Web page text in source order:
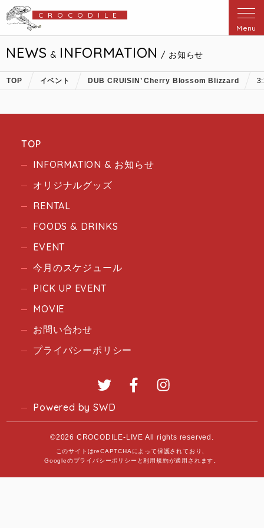
CROCODILE
Menu
NEWS & INFORMATION / お知らせ
TOP イベント DUB CRUISIN’ Cherry Blossom Blizzard
TOP
INFORMATION & お知らせ
オリジナルグッズ
RENTAL
FOODS & DRINKS
EVENT
今月のスケジュール
PICK UP EVENT
MOVIE
お問い合わせ
プライバシーポリシー
Twitter Facebook
Powered by SWD
©2026 CROCODILE-LIVE All rights reserved.
このサイトはreCAPTCHAによって保護されており、
Googleのプライバシーポリシー と利用規約が適用されます。